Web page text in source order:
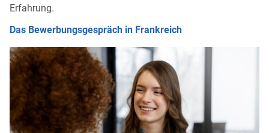
Erfahrung.
Das Bewerbungsgespräch in Frankreich